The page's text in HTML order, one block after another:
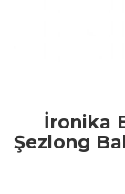
İronika
Şezlong